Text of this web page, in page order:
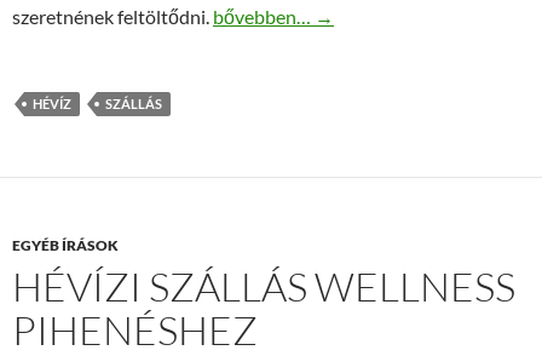
szeretnének feltöltődni. Hévizi szállás élményekkel: pihenés a
bővebben… →
HÉVÍZ SZÁLLÁS
EGYÉB ÍRÁSOK
HÉVÍZI SZÁLLÁS WELLNESS
PIHENÉSHEZ